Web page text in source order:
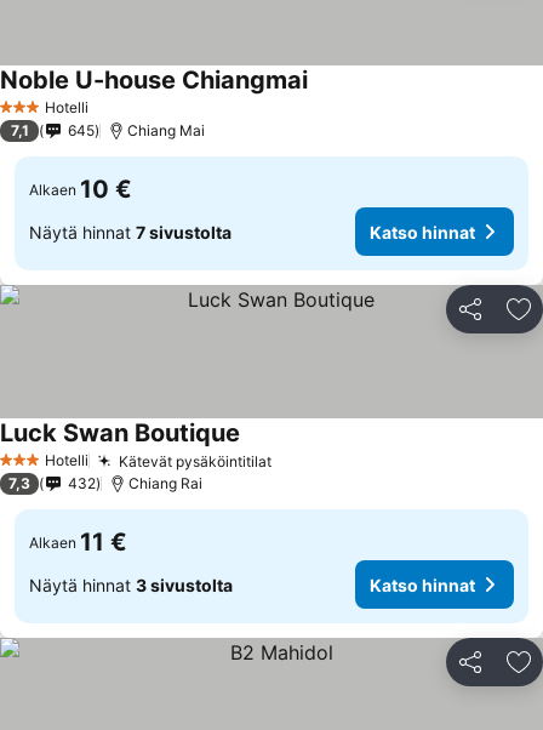
3 Tähtiluokitus
Hotelli
Noble U-house Chiangmai
7,1 645 Chiang Mai
Alkaen 10 €
Näytä hinnat 7 sivustolta Katso hinnat
Jaa
3 Tähtiluokitus
Hotelli Kätevät pysäköintitilat
Luck Swan Boutique
7,3 432 Chiang Rai
Alkaen 11 €
Näytä hinnat 3 sivustolta Katso hinnat
Jaa